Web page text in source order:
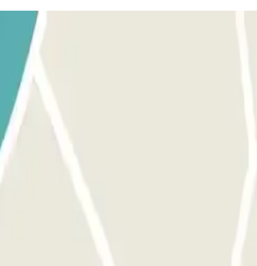
di arrivare alla stazione, chiamando il numero (+351) 966
posto, incontrerete il dipendente identificato con un maglione
ricevuta della vostra prenotazione Parclick. Tutti gli autisti sono
966 687 677 per confermare il vostro arrivo e il personale